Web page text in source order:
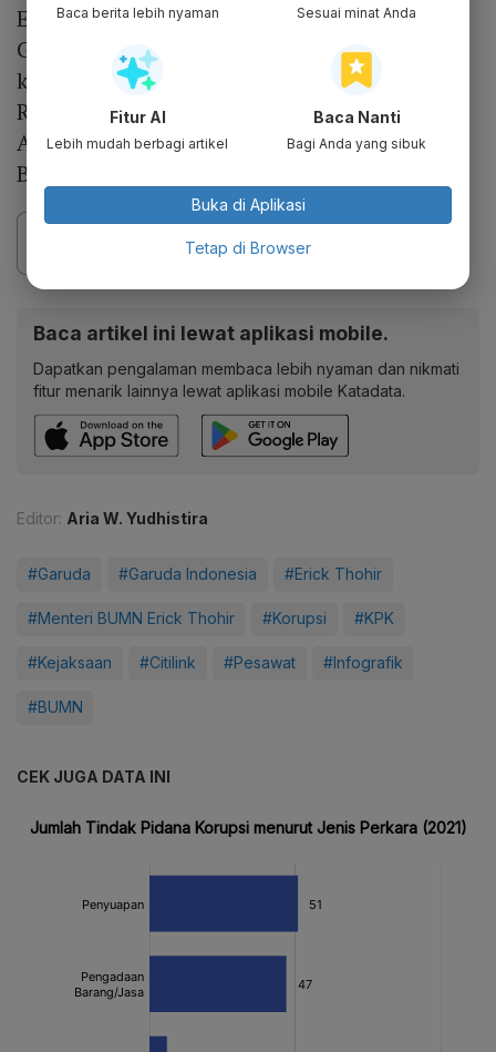
Emirsyah menerima suap lewat lima kontrak
Garuda Indonesia pada 2008-2013. Kelima
kontrak tersebut adalah pemeliharaan mesin
Rolls-Royce, pengadaan pesawat Airbus
A330-300, Airbus A320-Neo, ATR 72-600, dan
Bombardier CRJ 1000.
Baca artikel ini lewat aplikasi mobile.
Dapatkan pengalaman membaca lebih nyaman dan nikmati
fitur menarik lainnya lewat aplikasi mobile Katadata.
Editor: Aria W. Yudhistira
#Garuda #Garuda Indonesia #Erick Thohir
#Menteri BUMN Erick Thohir #Korupsi #KPK
#Kejaksaan #Citilink #Pesawat #Infografik
#BUMN
CEK JUGA DATA INI
Baca berita lebih nyaman Sesuai minat Anda
Fitur AI
Lebih mudah berbagi artikel
Baca Nanti
Bagi Anda yang sibuk
Buka di Aplikasi
Tetap di Browser